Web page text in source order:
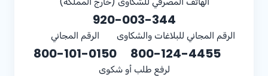
920-003-344
الرقم المجاني للبلاغات والشكاوى
800-124-4455
الرقم المجاني
800-101-0150
لرفع طلب أو شكوى